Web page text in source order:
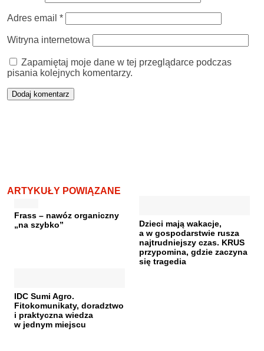
Adres email *
Witryna internetowa
Zapamiętaj moje dane w tej przeglądarce podczas
pisania kolejnych komentarzy.
ARTYKUŁY POWIĄZANE
Frass – nawóz organiczny
„na szybko”
Dzieci mają wakacje,
a w gospodarstwie rusza
najtrudniejszy czas. KRUS
przypomina, gdzie zaczyna
się tragedia
IDC Sumi Agro.
Fitokomunikaty, doradztwo
i praktyczna wiedza
w jednym miejscu